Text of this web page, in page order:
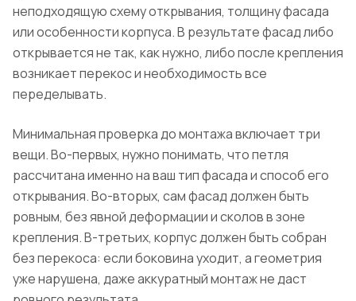
неподходящую схему открывания, толщину фасада
или особенности корпуса. В результате фасад либо
открывается не так, как нужно, либо после крепления
возникает перекос и необходимость все
переделывать.
Минимальная проверка до монтажа включает три
вещи. Во-первых, нужно понимать, что петля
рассчитана именно на ваш тип фасада и способ его
открывания. Во-вторых, сам фасад должен быть
ровным, без явной деформации и сколов в зоне
крепления. В-третьих, корпус должен быть собран
без перекоса: если боковина уходит, а геометрия
уже нарушена, даже аккуратный монтаж не даст